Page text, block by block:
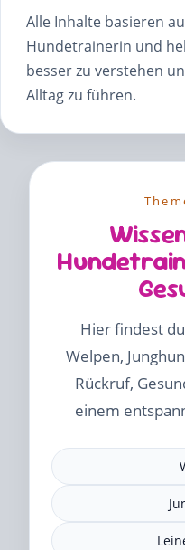
Alle Inhalte basieren
Hundetrainerin und
besser zu verstehen
Alltag zu führen.
Hier findest
Welpen,
Rückruf,
einem